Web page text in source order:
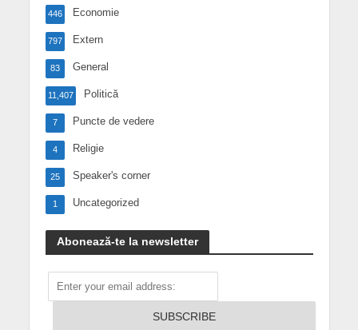
Economie
446
Extern
797
General
83
Politică
11,407
Puncte de vedere
7
Religie
4
Speaker's corner
25
Uncategorized
1
Abonează-te la newsletter